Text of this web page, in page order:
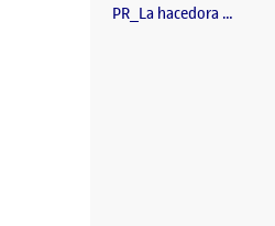
PR_La hacedora …